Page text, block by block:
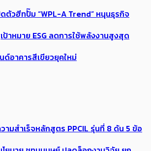
ตัวฮีทปั๊ม “WPL-A Trend” หนุนธุรกิจ
ป้าหมาย ESG ลดการใช้พลังงานสูงสุด
ด์อาคารสีเขียวยุคใหม่
ามสำเร็จหลักสูตร PPCIL รุ่นที่ 8 ดัน 5 ข้อ